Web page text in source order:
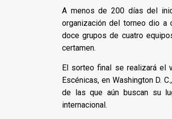
A menos de 200 días del
organización del torneo dio a
doce grupos de cuatro
certamen.
El sorteo final se realizará el
Escénicas, en Washington D.
de las que aún buscan su
internacional.